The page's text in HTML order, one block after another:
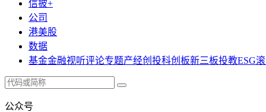
信披+
公司
港美股
数据
基金金融视听评论专题产经创投科创板新三板投教ESG
公众号